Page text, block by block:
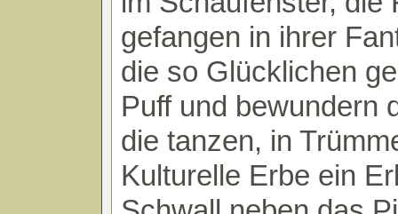
gefangen in ihrer
die so Glücklichen
Puff und bewundern
die tanzen, in
Kulturelle Erbe ein